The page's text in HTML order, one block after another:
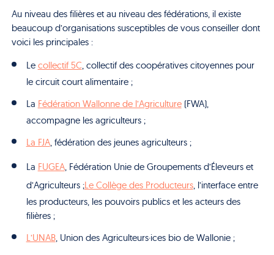
Au niveau des filières et au niveau des fédérations, il existe
beaucoup d’organisations susceptibles de vous conseiller dont
voici les principales :
Le collectif 5C , collectif des coopératives citoyennes pour
le circuit court alimentaire ;
La Fédération Wallonne de l’Agriculture(FWA),
accompagne les agriculteurs ;
La FJA, fédération des jeunes agriculteurs ;
La FUGEA, Fédération Unie de Groupements d’Éleveurs et
d’Agriculteurs ;Le Collège des Producteurs, l’interface entre
les producteurs, les pouvoirs publics et les acteurs des
filières ;
L’UNAB, Union des Agriculteurs·ices bio de Wallonie ;